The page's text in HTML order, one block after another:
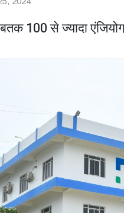
100 से ज्यादा